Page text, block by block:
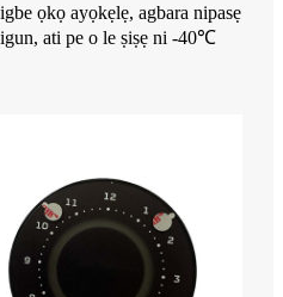
ọkọ ayọkẹlẹ, agbara nipasẹ
ati pe o le ṣiṣẹ ni -40℃